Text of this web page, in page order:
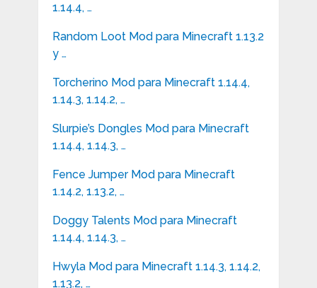
1.14.4, …
Random Loot Mod para Minecraft 1.13.2
y …
Torcherino Mod para Minecraft 1.14.4,
1.14.3, 1.14.2, …
Slurpie’s Dongles Mod para Minecraft
1.14.4, 1.14.3, …
Fence Jumper Mod para Minecraft
1.14.2, 1.13.2, …
Doggy Talents Mod para Minecraft
1.14.4, 1.14.3, …
Hwyla Mod para Minecraft 1.14.3, 1.14.2,
1.13.2, …